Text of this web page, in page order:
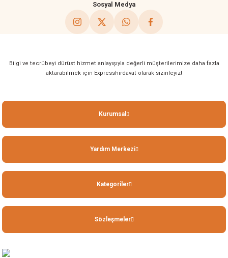
Sosyal Medya
Bilgi ve tecrübeyi dürüst hizmet anlayışıyla değerli müşterilerimize daha fazla
aktarabilmek için Expresshirdavat olarak sizinleyiz!
Kurumsal
Yardım Merkezi
Kategoriler
Sözleşmeler